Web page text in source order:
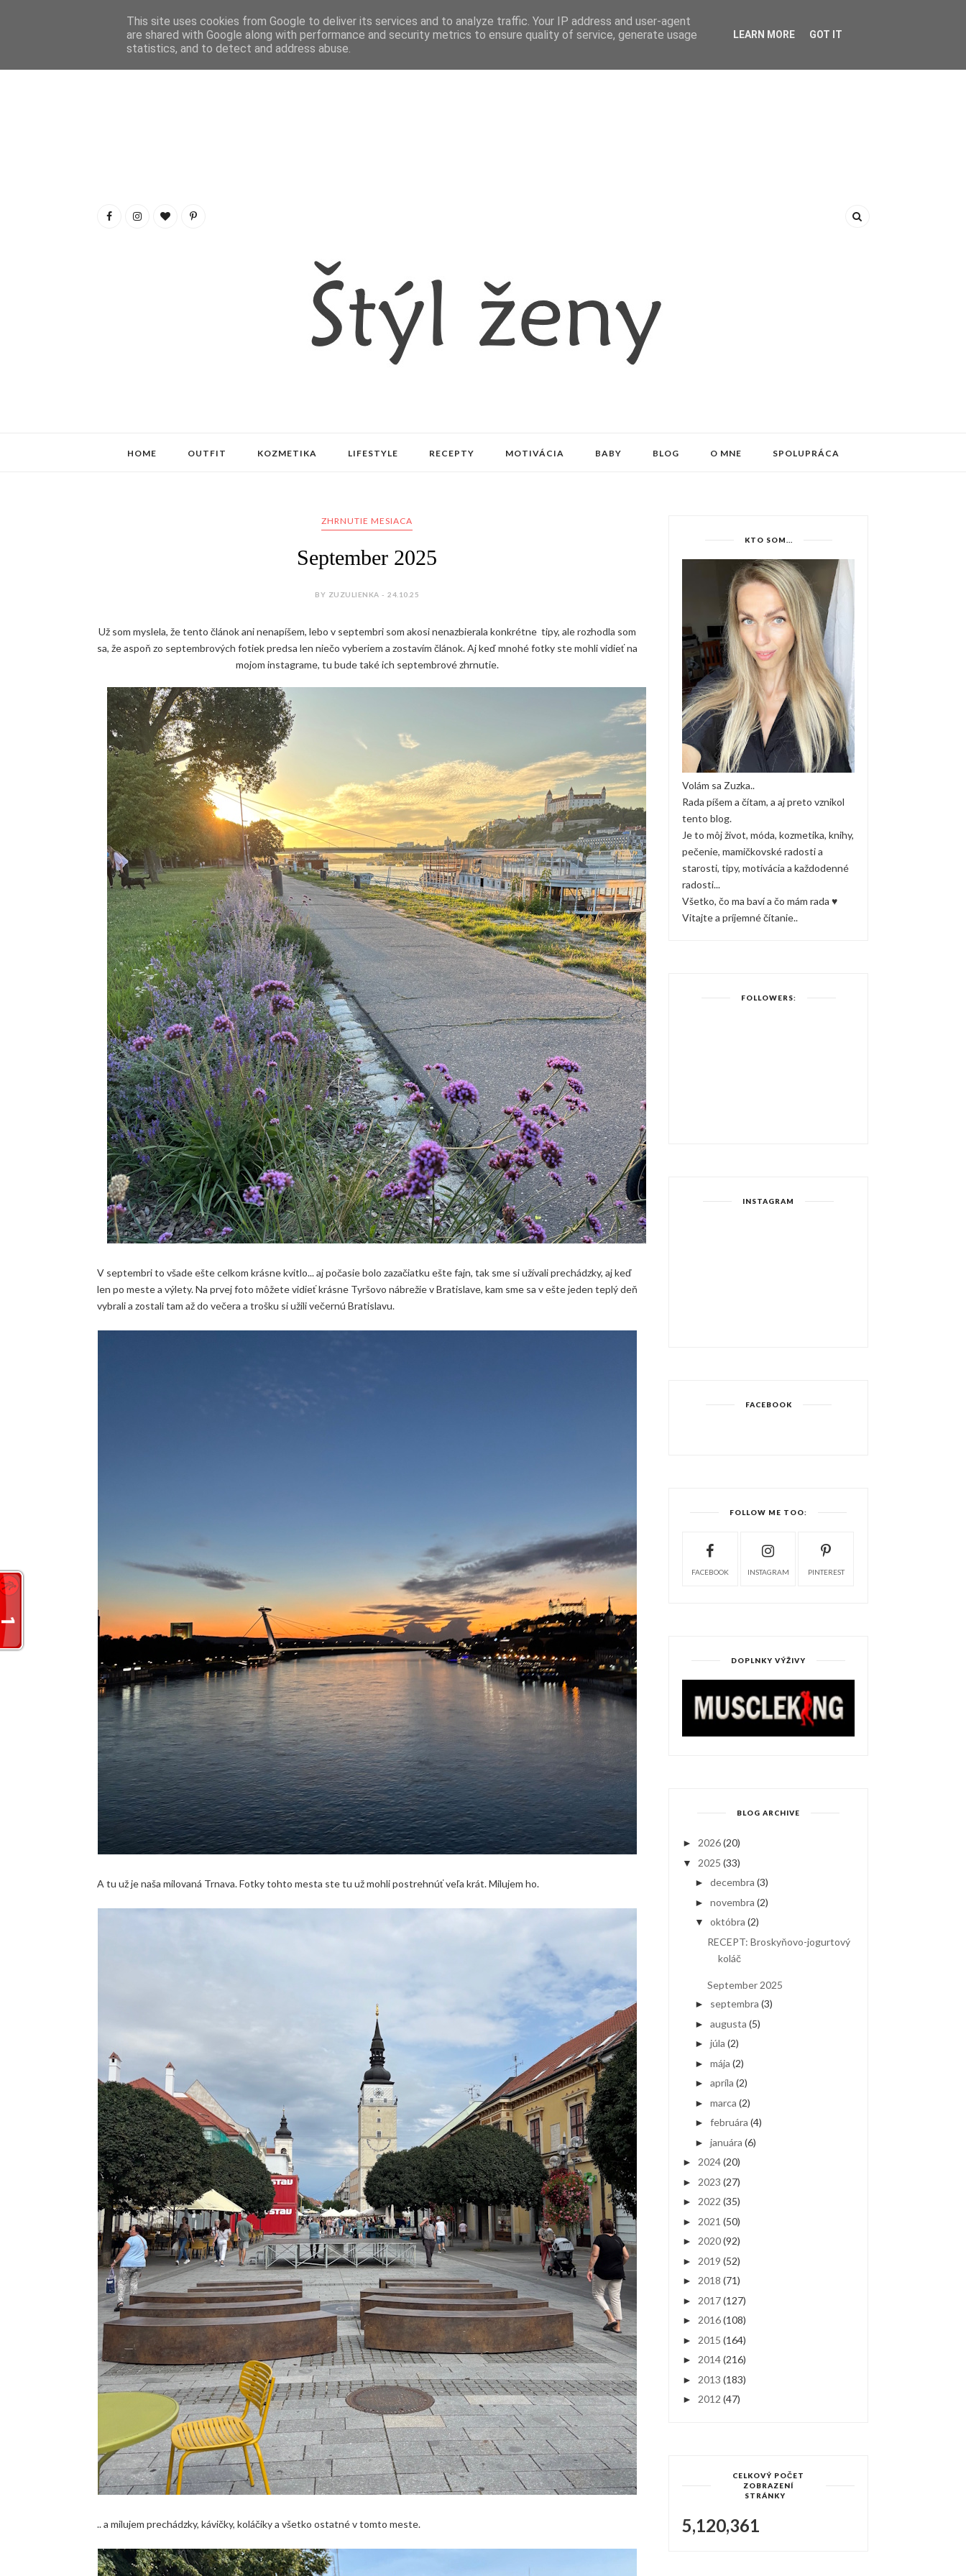
HOME OUTFIT KOZMETIKA LIFESTYLE RECEPTY MOTIVÁCIA BABY BLOG O MNE SPOLUPRÁCA
ZHRNUTIE MESIACA
September 2025
BY ZUZULIENKA - 24.10.25
Už som myslela, že tento článok ani nenapíšem, lebo v septembri som akosi nenazbierala konkrétne tipy, ale rozhodla som
sa, že aspoň zo septembrových fotiek predsa len niečo vyberiem a zostavím článok. Aj keď mnohé fotky ste mohli vidieť na
mojom instagrame, tu bude také ich septembrové zhrnutie.
V septembri to všade ešte celkom krásne kvitlo... aj počasie bolo zazačiatku ešte fajn, tak sme si užívali prechádzky, aj keď
len po meste a výlety. Na prvej foto môžete vidieť krásne Tyršovo nábrežie v Bratislave, kam sme sa v ešte jeden teplý deň
vybrali a zostali tam až do večera a trošku si užili večernú Bratislavu.
A tu už je naša milovaná Trnava. Fotky tohto mesta ste tu už mohli postrehnúť veľa krát. Milujem ho.
.. a milujem prechádzky, kávičky, koláčiky a všetko ostatné v tomto meste.
KTO SOM...
Volám sa Zuzka..
Rada píšem a čítam, a aj preto vznikol
tento blog.
Je to môj život, móda, kozmetika, knihy,
pečenie, mamičkovské radosti a
starosti, tipy, motivácia a každodenné
radosti...
Všetko, čo ma baví a čo mám rada ♥
Vitajte a príjemné čítanie..
FOLLOWERS:
INSTAGRAM
FACEBOOK
FOLLOW ME TOO:
FACEBOOK INSTAGRAM PINTEREST
DOPLNKY VÝŽIVY
BLOG ARCHIVE
► 2026(20)
▼ 2025 (33)
► decembra (3)
► novembra (2)
▼ októbra (2)
RECEPT: Broskyňovo-jogurtový
koláč
September 2025
► septembra (3)
► augusta (5)
► júla (2)
► mája (2)
► apríla (2)
► marca (2)
► februára (4)
► januára (6)
► 2024(20)
► 2023 (27)
► 2022 (35)
► 2021 (50)
► 2020(92)
► 2019 (52)
► 2018 (71)
► 2017(127)
► 2016(108)
► 2015 (164)
► 2014(216)
► 2013 (183)
► 2012 (47)
CELKOVÝ POČET
ZOBRAZENÍ
STRÁNKY
5,120,361
This site uses cookies from Google to deliver its services and to analyze traffic. Your IP address and user-agent
are shared with Google along with performance and security metrics to ensure quality of service, generate usage
statistics, and to detect and address abuse.
LEARN MORE GOT IT